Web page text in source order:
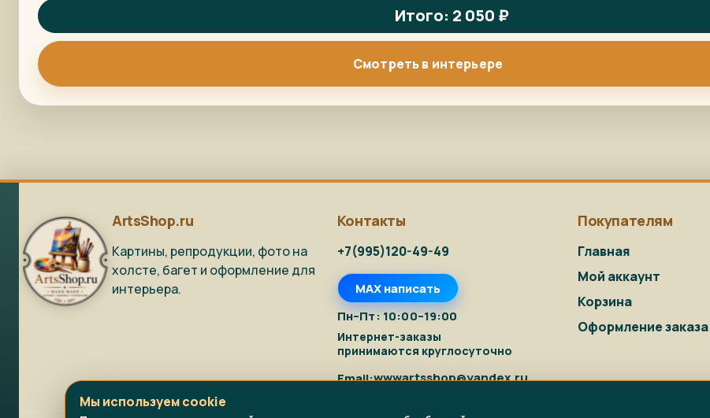
Итого: 2 050 ₽
Смотреть в интерьере
ArtsShop.ru
Картины, репродукции, фото на
холсте, багет и оформление для
интерьера.
Контакты
+7(995)120-49-49
MAX написать
Пн–Пт: 10:00–19:00
Интернет-заказы
принимаются круглосуточно
Email:wwwartsshop@yandex.ru
Покупателям
Главная
Мой аккаунт
Корзина
Оформление заказа
Мы используем cookie